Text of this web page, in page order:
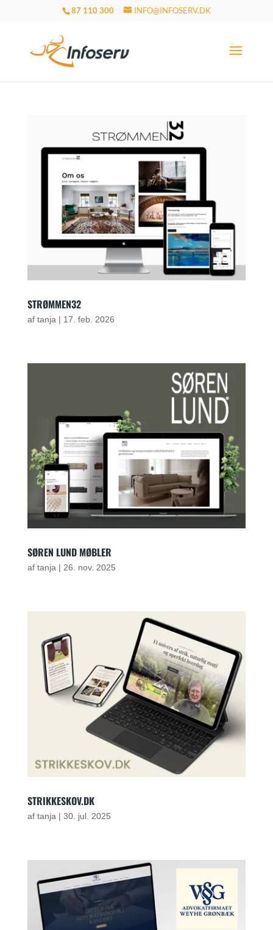
87 110 300 INFO@INFOSERV.DK
STRØMMEN32
af tanja| 17. feb. 2026
SØREN LUND MØBLER
af tanja| 26. nov. 2025
STRIKKESKOV.DK
af tanja | 30. jul. 2025